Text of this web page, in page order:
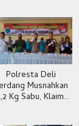
Polresta Deli
Musnahkan
Kg Sabu, Klaim